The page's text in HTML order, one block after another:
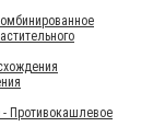
Противокашлевое